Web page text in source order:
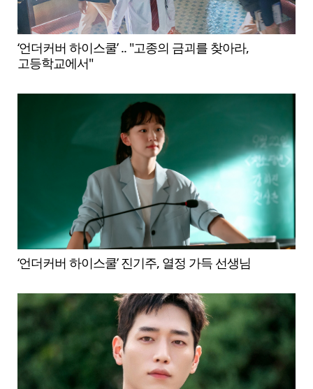
‘언더커버 하이스쿨’ .. "고종의 금괴를 찾아라,
고등학교에서"
‘언더커버 하이스쿨’ 진기주, 열정 가득 선생님